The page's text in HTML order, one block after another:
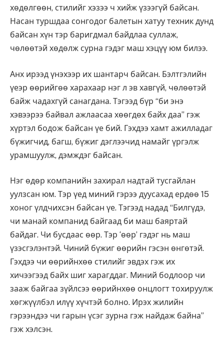
хөдөлгөөн, стилийг хэзээ ч хийж үзээгүй байсан.
Насан туршдаа сонгодог балетын хатуу техник дунд
байсан хүн тэр баригдмал байдлаа суллаж,
чөлөөтэй хөдөлж сурна гэдэг маш хэцүү юм билээ.
Анх ирээд үнэхээр их шантарч байсан. Бэлтгэлийн
үеэр өөрийгөө харахаар нэг л эв хавгүй, чөлөөтэй
байж чадахгүй санагдана. Тэгээд бүр “би энэ
хэвээрээ байвал ажлаасаа хөөгдөх байх даа” гэж
хүртэл бодож байсан үе бий. Гэхдээ хамт ажилладаг
бүжигчид, багш, бүжиг дэглээчид намайг үргэлж
урамшуулж, дэмждэг байсан.
Нэг өдөр компанийн захирал надтай тусгайлан
уулзсан юм. Тэр үед миний гэрээ дуусахад ердөө 15
хоног үлдчихсэн байсан үе. Тэгээд надад “Билгүдэ,
чи манай компанид байгаад би маш баяртай
байдаг. Чи бусдаас өөр. Тэр ‘өөр’ гэдэг нь маш
үзэсгэлэнтэй. Чиний бүжиг өөрийн гэсэн өнгөтэй.
Гэхдээ чи өөрийнхөө стилийг эвдэх гэж их
хичээгээд байх шиг харагддаг. Миний бодлоор чи
зааж байгаа зүйлсээ өөрийнхөө онцлогт тохируулж
хөгжүүлбэл илүү хүчтэй болно. Ирэх жилийн
гэрээндээ чи гарын үсэг зурна гэж найдаж байна”
гэж хэлсэн.